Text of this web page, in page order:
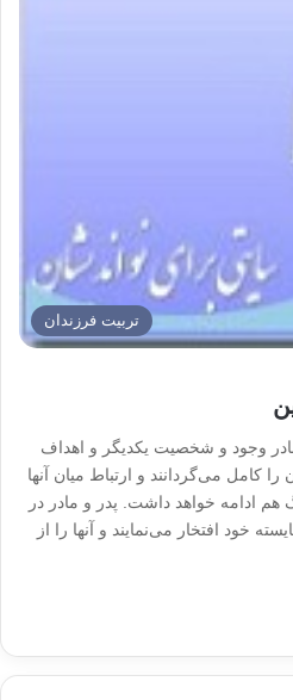
تربیت فرزندان
وجود و شخصیت یکدیگر و اهداف
کامل می‌گردانند و ارتباط میان آنها
ادامه خواهد داشت. پدر و مادر در
خود افتخار می‌نمایند و آنها را از